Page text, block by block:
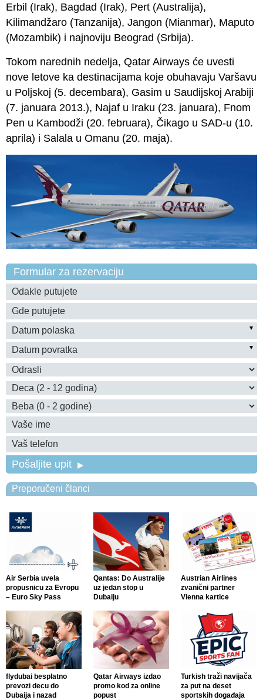
Erbil (Irak), Bagdad (Irak), Pert (Australija),
Kilimandžaro (Tanzanija), Jangon (Mianmar), Maputo
(Mozambik) i najnoviju Beograd (Srbija).
Tokom narednih nedelja, Qatar Airways će uvesti
nove letove ka destinacijama koje obuhavaju Varšavu
u Poljskoj (5. decembara), Gasim u Saudijskoj Arabiji
(7. januara 2013.), Najaf u Iraku (23. januara), Fnom
Pen u Kambodži (20. februara), Čikago u SAD-u (10.
aprila) i Salala u Omanu (20. maja).
Formular za rezervaciju
Pošaljite upit
Preporučeni članci
Air Serbia uvela
propusnicu za Evropu
– Euro Sky Pass
Qantas: Do Australije
uz jedan stop u
Dubaiju
Austrian Airlines
zvanični partner
Vienna kartice
flydubai besplatno
prevozi decu do
Dubaija i nazad
Qatar Airways izdao
promo kod za online
popust
Turkish traži navijača
za put na deset
sportskih događaja